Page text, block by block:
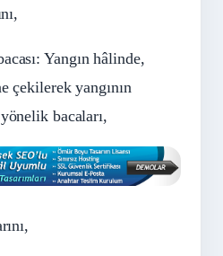
Yangın hâlinde,
çekilerek yangının
bacaları,